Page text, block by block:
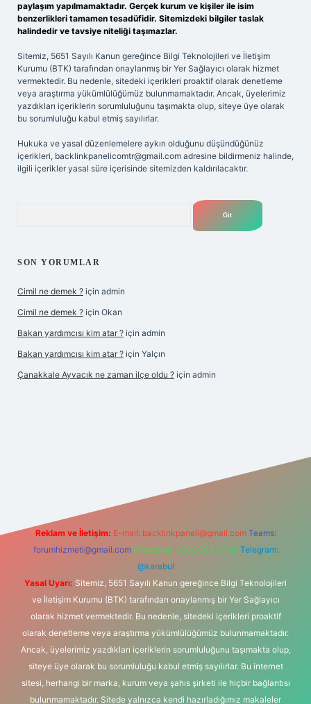
paylaşım yapılmamaktadır. Gerçek kurum ve kişiler ile isim
benzerlikleri tamamen tesadüfidir. Sitemizdeki bilgiler taslak
halindedir ve tavsiye niteliği taşımazlar.
Sitemiz, 5651 Sayılı Kanun gereğince Bilgi Teknolojileri ve İletişim
Kurumu (BTK) tarafından onaylanmış bir Yer Sağlayıcı olarak hizmet
vermektedir. Bu nedenle, sitedeki içerikleri proaktif olarak denetleme
veya araştırma yükümlülüğümüz bulunmamaktadır. Ancak, üyelerimiz
yazdıkları içeriklerin sorumluluğunu taşımakta olup, siteye üye olarak
bu sorumluluğu kabul etmiş sayılırlar.
Hukuka ve yasal düzenlemelere aykırı olduğunu düşündüğünüz
içerikleri, backlinkpanelicomtr@gmail.com adresine bildirmeniz halinde,
ilgili içerikler yasal süre içerisinde sitemizden kaldırılacaktır.
SON YORUMLAR
Cimil ne demek ? için admin
Cimil ne demek ? için Okan
Bakan yardımcısı kim atar ? için admin
Bakan yardımcısı kim atar ? için Yalçın
Çanakkale Ayvacık ne zaman ilçe oldu ? için admin
Reklam ve İletişim: E-mail: backlinkpaneli@gmail.com Teams:
forumhizmeti@gmail.com Whatsapp: 0262 606 0 726 Telegram:
@karabul
Yasal Uyarı: Sitemiz, 5651 Sayılı Kanun gereğince Bilgi Teknolojileri
ve İletişim Kurumu (BTK) tarafından onaylanmış bir Yer Sağlayıcı
olarak hizmet vermektedir. Bu nedenle, sitedeki içerikleri proaktif
olarak denetleme veya araştırma yükümlülüğümüz bulunmamaktadır.
Ancak, üyelerimiz yazdıkları içeriklerin sorumluluğunu taşımakta olup,
siteye üye olarak bu sorumluluğu kabul etmiş sayılırlar. Bu internet
sitesi, herhangi bir marka, kurum veya şahıs şirketi ile hiçbir bağlantısı
bulunmamaktadır. Sitede yalnızca kendi hazırladığımız makaleler